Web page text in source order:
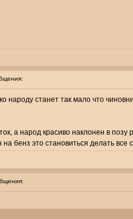
народу станет так мало что
а народ красиво наклонен в
бенз это становиться делать все